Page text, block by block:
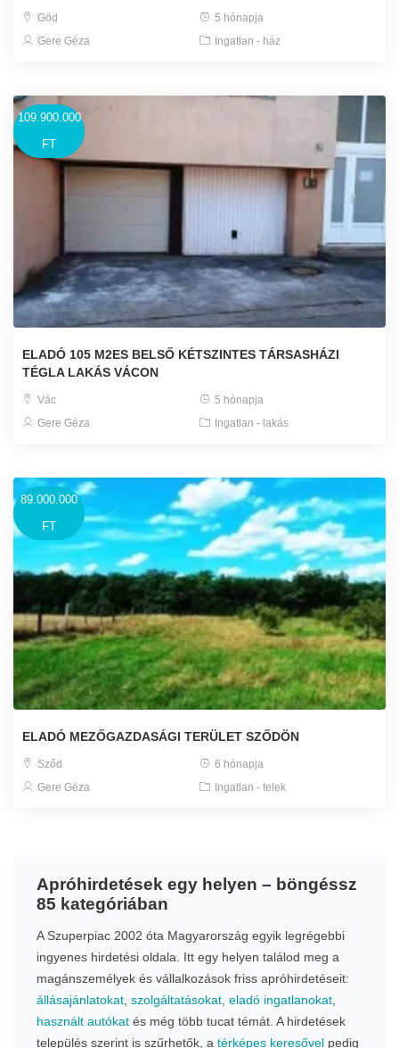
Göd
5 hónapja
Gere Géza
Ingatlan - ház
109.900.000
FT
ELADÓ 105 M2ES BELSŐ KÉTSZINTES TÁRSASHÁZI
TÉGLA LAKÁS VÁCON
Vác
5 hónapja
Gere Géza
Ingatlan - lakás
89.000.000
FT
ELADÓ MEZŐGAZDASÁGI TERÜLET SZŐDÖN
Sződ
6 hónapja
Gere Géza
Ingatlan - telek
Apróhirdetések egy helyen – böngéssz
85 kategóriában
A Szuperpiac 2002 óta Magyarország egyik legrégebbi
ingyenes hirdetési oldala. Itt egy helyen találod meg a
magánszemélyek és vállalkozások friss apróhirdetéseit:
állásajánlatokat szolgáltatásokat eladó ingatlanokat
használt autókat és még több tucat témát. A hirdetések
település szerint is szűrhetők, a térképes keresővel pedig